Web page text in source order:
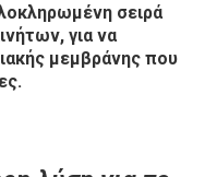
σειρά
για να
μεμβράνης που